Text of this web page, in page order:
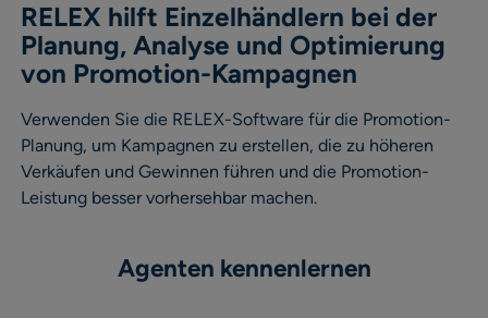
RELEX hilft Einzelhändlern bei der
Planung, Analyse und Optimierung
von Promotion-Kampagnen
Verwenden Sie die RELEX-Software für die Promotion-
Planung, um Kampagnen zu erstellen, die zu höheren
Verkäufen und Gewinnen führen und die Promotion-
Leistung besser vorhersehbar machen.​
Agenten kennenlernen